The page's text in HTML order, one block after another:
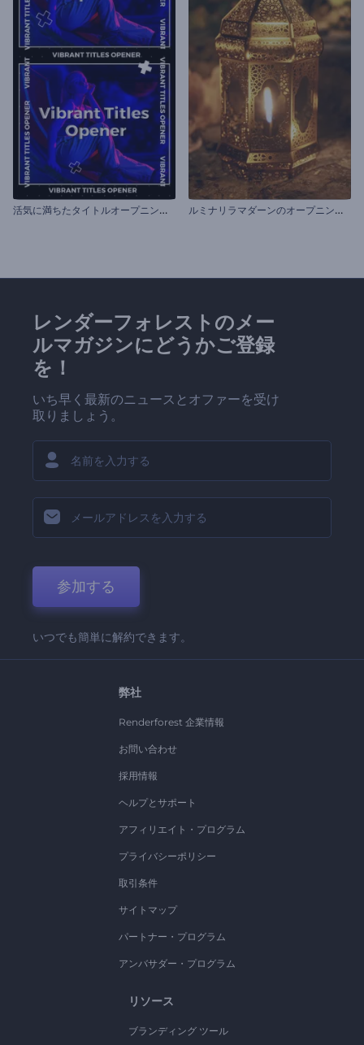
活
気に満ちたタイトルオープニング動画 ル
ミナリラマダーンのオープニング動画
レンダーフォレストのメー
ルマガジンにどうかご登録
を！
いち早く最新のニュースとオファーを受け
取りましょう。
参加する
いつでも簡単に解約できます。
弊社
Renderforest 企業情報
お問い合わせ
採用情報
ヘルプとサポート
アフィリエイト・プログラム
プライバシーポリシー
取引条件
サイトマップ
パートナー・プログラム
アンバサダー・プログラム
リソース
ブランディング ツール